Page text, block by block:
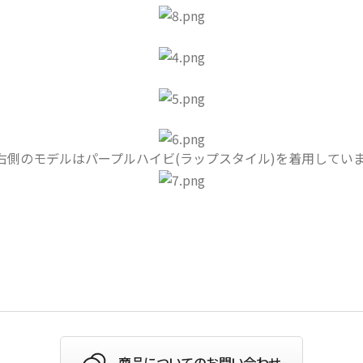
のモデルはパープルハイビ(ラップスタイル)を着用してい